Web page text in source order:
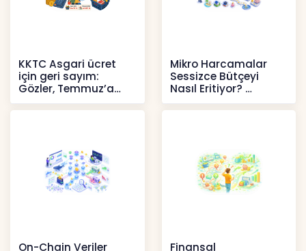
KKTC Asgari ücret
için geri sayım:
Gözler, Temmuz’a
yansıması beklenen
artışta
Mikro Harcamalar
Sessizce Bütçeyi
Nasıl Eritiyor?
İçerikler
On-Chain Veriler
Finansal